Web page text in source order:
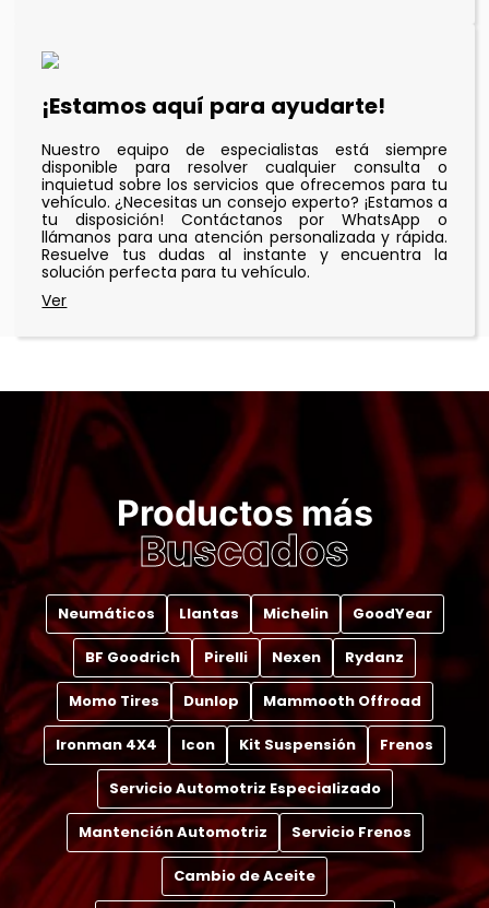
¡Estamos aquí para ayudarte!
Nuestro equipo de especialistas está siempre
disponible para resolver cualquier consulta o
inquietud sobre los servicios que ofrecemos para tu
vehículo. ¿Necesitas un consejo experto? ¡Estamos a
tu disposición! Contáctanos por WhatsApp o
llámanos para una atención personalizada y rápida.
Resuelve tus dudas al instante y encuentra la
solución perfecta para tu vehículo.
Productos más
Buscados
Neumáticos Llantas Michelin GoodYear
BF Goodrich Pirelli Nexen Rydanz
Momo Tires Dunlop Mammooth Offroad
Ironman 4X4 Icon Kit Suspensión Frenos
Servicio Automotriz Especializado
Mantención Automotriz Servicio Frenos
Cambio de Aceite